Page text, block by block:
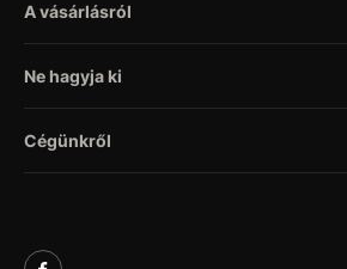
A vásárlásról
Ne hagyja ki
Cégünkről